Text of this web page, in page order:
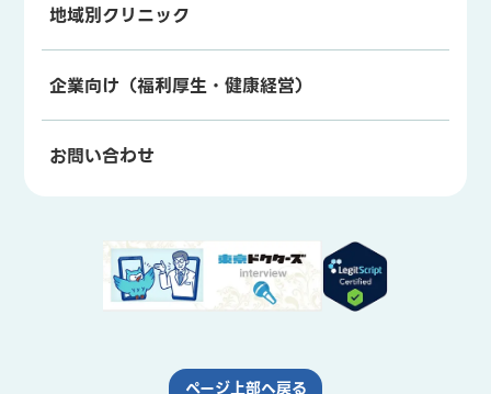
地域別クリニック
企業向け（福利厚生・健康経営）
お問い合わせ
ページ上部へ戻る